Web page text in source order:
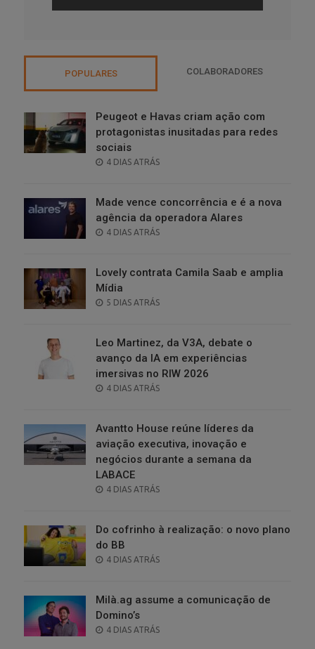
POPULARES COLABORADORES
Peugeot e Havas criam ação com
protagonistas inusitadas para redes
sociais
POSTED
4 DIAS ATRÁS
Made vence concorrência e é a nova
agência da operadora Alares
POSTED
4 DIAS ATRÁS
Lovely contrata Camila Saab e amplia
Mídia
POSTED
5 DIAS ATRÁS
Leo Martinez, da V3A, debate o
avanço da IA em experiências
imersivas no RIW 2026
POSTED
4 DIAS ATRÁS
Avantto House reúne líderes da
aviação executiva, inovação e
negócios durante a semana da
LABACE
POSTED
4 DIAS ATRÁS
Do cofrinho à realização: o novo plano
do BB
POSTED
4 DIAS ATRÁS
Milà.ag assume a comunicação de
Domino’s
POSTED
4 DIAS ATRÁS